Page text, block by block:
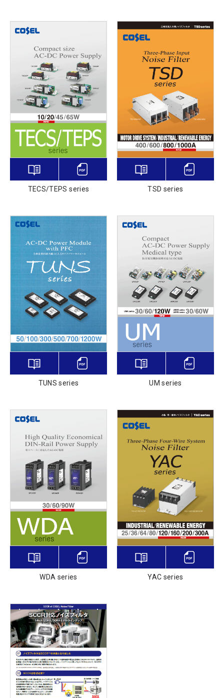
TECS/TEPS series TSD series
TUNS series UM series
WDA series YAC series